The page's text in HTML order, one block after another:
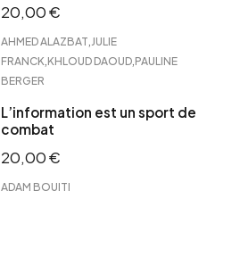
20,00€
AHMED ALAZBAT JULIE
FRANCK KHLOUD DAOUD PAULINE
BERGER
L’information est un sport de
combat
20,00€
ADAM BOUITI